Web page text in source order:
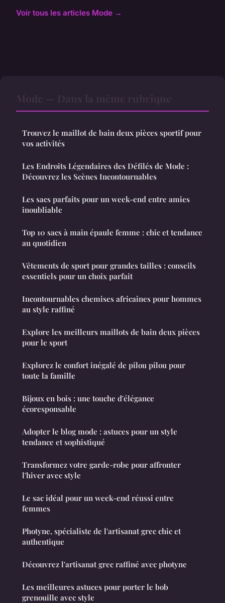
Voir tous les articles Mode →
Trouvez le maillot de bain deux pièces sportif pour
vos activités
Les Endroits Légendaires des Défilés de Mode :
Découvrez les Scènes Incontournables
Les sacs parfaits pour un week-end entre amies
inoubliable
Top 10 sacs à main épaule femme : chic et tendance
au quotidien
Vêtements de sport pour grandes tailles : conseils
essentiels pour un choix parfait
Incontournables chemises africaines pour hommes
au style raffiné
Explore les meilleurs maillots de bain deux pièces
pour le sport
Explorez le confort inégalé de pilou pilou pour
toute la famille
Bijoux en bois : une touche d'élégance
écoresponsable
Adopter le blog mode : astuces pour un style
tendance et sophistiqué
Transformez votre garde-robe pour affronter
l'hiver avec style
Le sac idéal pour un week-end réussi entre
femmes
Photyne, spécialiste de l'artisanat grec chic et
authentique
Découvrez l'artisanat grec raffiné avec photyne
Les meilleures astuces pour porter le bob
grenouille avec style